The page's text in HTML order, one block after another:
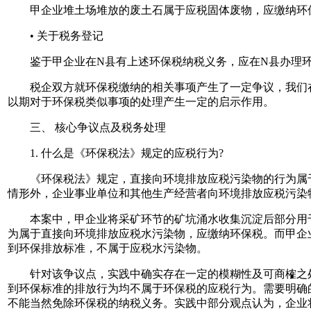
甲企业堆土场堆放的废土石属于应税固体废物，应缴纳环
• 关于税务登记
鉴于甲企业在N县有上述环保税纳税义务，应在N县办理
税企双方就环保税缴纳的相关事项产生了一定争议，我们
以期对于环保税类似事项的处理产生一定的启示作用。
三、 核心争议点及税务处理
1. 什么是《环保税法》规定的应税行为?
《环保税法》规定，直接向环境排放应税污染物的行为属
情形外，企业事业单位和其他生产经营者向环境排放应税污
本案中，甲企业将采矿环节的矿坑涌水收集沉淀后部分用
为属于直接向环境排放应税水污染物，应缴纳环保税。而甲
到环保排放标准，不属于应税水污染物。
针对该争议点，实践中确实存在一定的模糊性及可商榷之
到环保标准的排放行为均不属于环保税的应税行为。需要明
不能当然免除环保税的纳税义务。实践中部分观点认为，企